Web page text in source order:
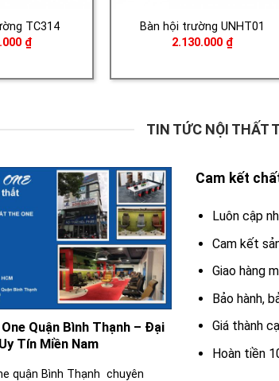
TC314
₫
Bàn hội trường UNHT01
2.130.000 ₫
TIN TỨC NỘI THẤT
Quận Bình Thạnh – Đại
Tín Miền Nam
quận Bình Thạnh chuyên
Cam kết
Luôn cập
Cam kết
Giao hàng
Bảo hành,
Giá thành
Hoàn tiền